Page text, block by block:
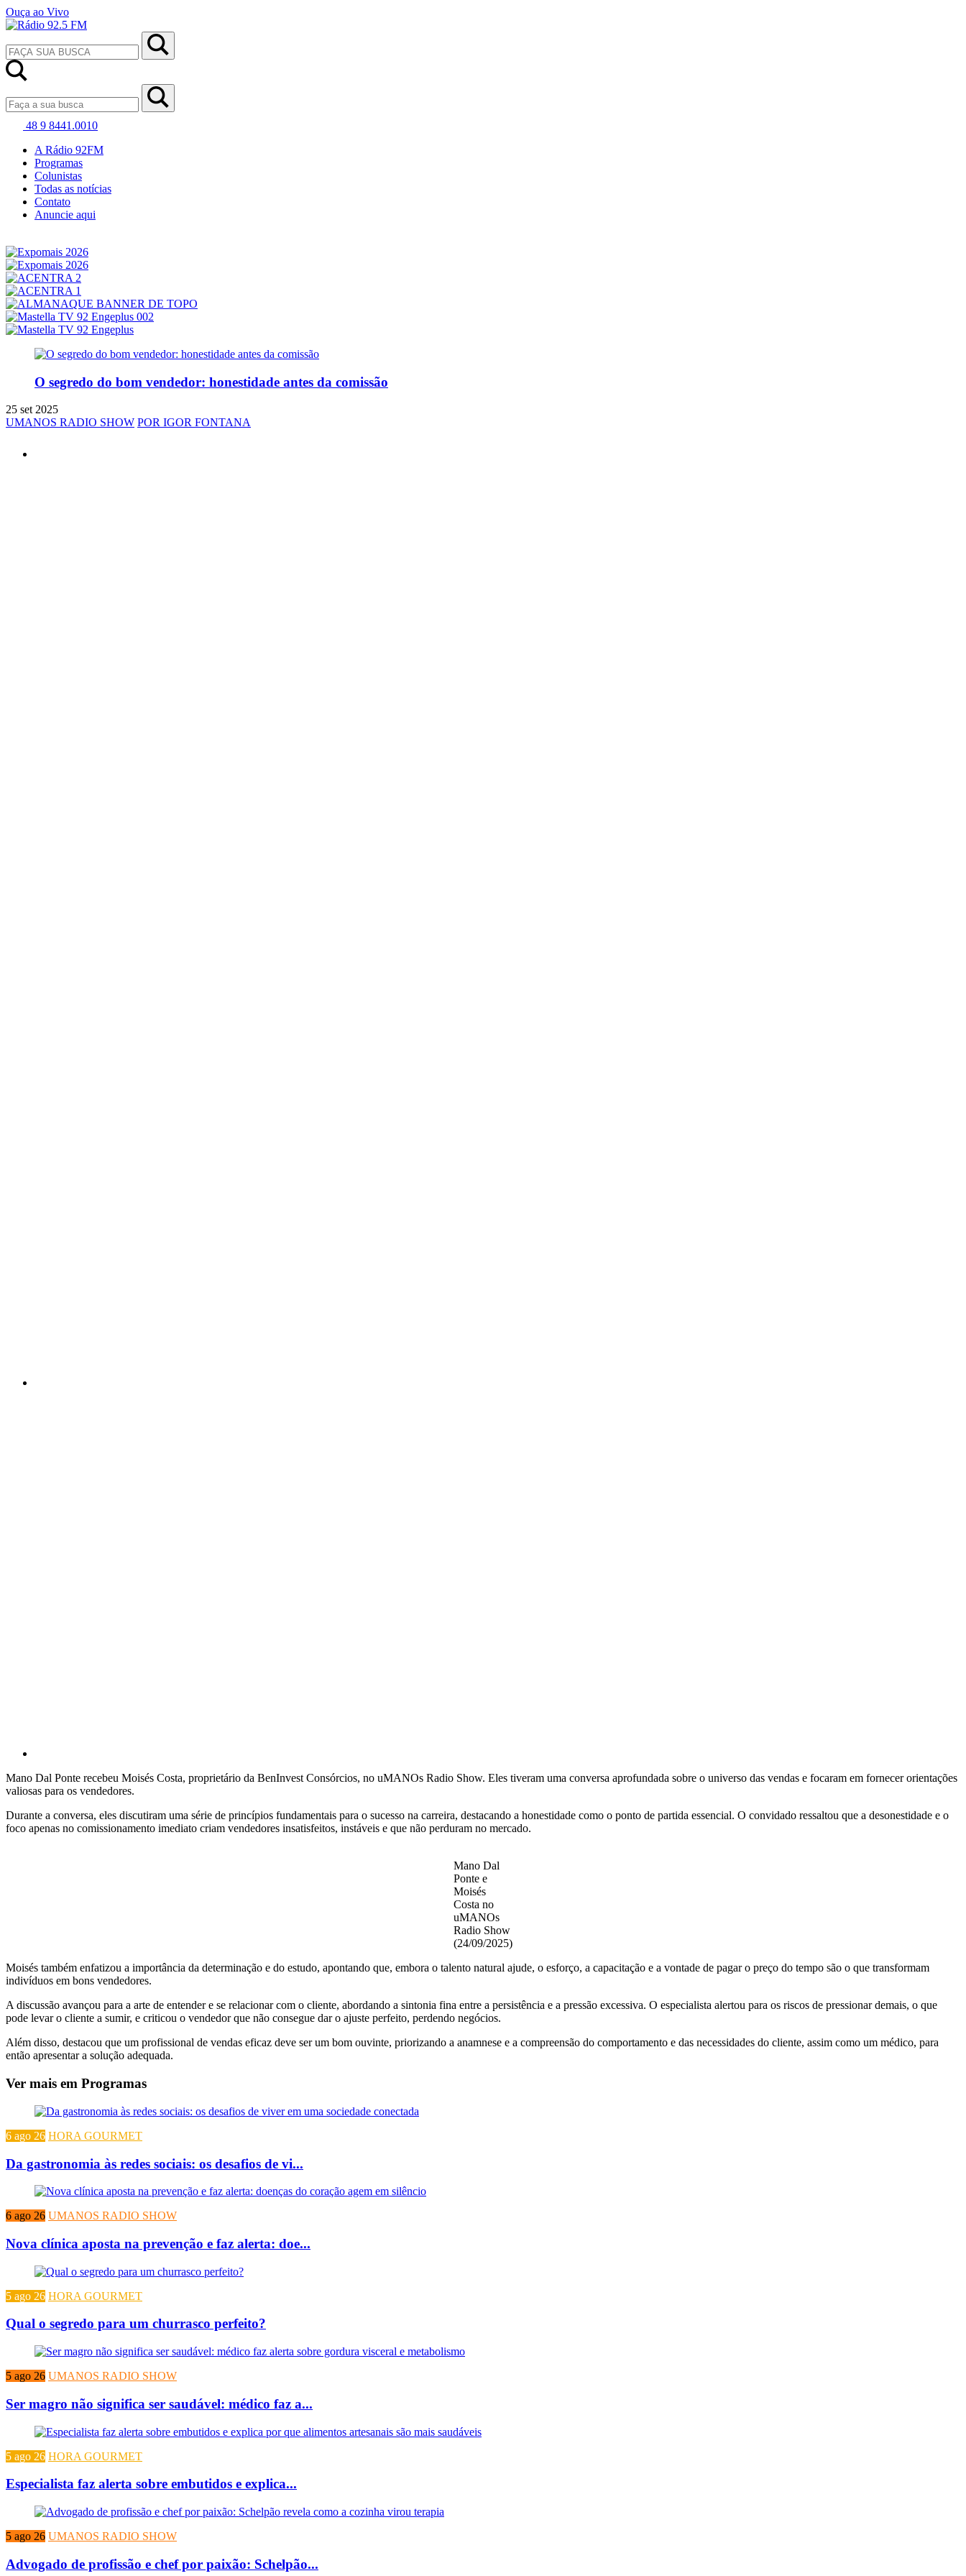
Ouça ao Vivo
48 9 8441.0010
A Rádio 92FM
Programas
Colunistas
Todas as notícias
Contato
Anuncie aqui
O segredo do bom vendedor: honestidade antes da comissão
25 set 2025
UMANOS RADIO SHOW POR IGOR FONTANA
Mano Dal Ponte recebeu Moisés Costa, proprietário da BenInvest Consórcios, no uMANOs Radio Show. Eles tiveram uma conversa aprofundada sobre o universo das vendas e focaram em fornecer orientações
valiosas para os vendedores.
Durante a conversa, eles discutiram uma série de princípios fundamentais para o sucesso na carreira, destacando a honestidade como o ponto de partida essencial. O convidado ressaltou que a desonestidade e o
foco apenas no comissionamento imediato criam vendedores insatisfeitos, instáveis e que não perduram no mercado.
Mano Dal
Ponte e
Moisés
Costa no
uMANOs
Radio Show
(24/09/2025)
Moisés também enfatizou a importância da determinação e do estudo, apontando que, embora o talento natural ajude, o esforço, a capacitação e a vontade de pagar o preço do tempo são o que transformam
indivíduos em bons vendedores.
A discussão avançou para a arte de entender e se relacionar com o cliente, abordando a sintonia fina entre a persistência e a pressão excessiva. O especialista alertou para os riscos de pressionar demais, o que
pode levar o cliente a sumir, e criticou o vendedor que não consegue dar o ajuste perfeito, perdendo negócios.
Além disso, destacou que um profissional de vendas eficaz deve ser um bom ouvinte, priorizando a anamnese e a compreensão do comportamento e das necessidades do cliente, assim como um médico, para
então apresentar a solução adequada.
Ver mais em Programas
6 ago 26 HORA GOURMET
Da gastronomia às redes sociais: os desafios de vi...
6 ago 26 UMANOS RADIO SHOW
Nova clínica aposta na prevenção e faz alerta: doe...
5 ago 26 HORA GOURMET
Qual o segredo para um churrasco perfeito?
5 ago 26 UMANOS RADIO SHOW
Ser magro não significa ser saudável: médico faz a...
5 ago 26 HORA GOURMET
Especialista faz alerta sobre embutidos e explica...
5 ago 26 UMANOS RADIO SHOW
Advogado de profissão e chef por paixão: Schelpão...